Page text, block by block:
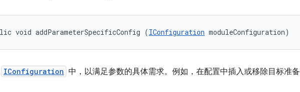
void addParameterSpecificConfig (IConfiguration moduleConfiguration)
IConfiguration 中，以满足参数的具体需求。例如，在配置中插入或移除目标准